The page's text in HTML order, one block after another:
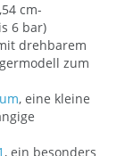
cm-
6 bar)
drehbarem
zum
, eine kleine
, ein besonders